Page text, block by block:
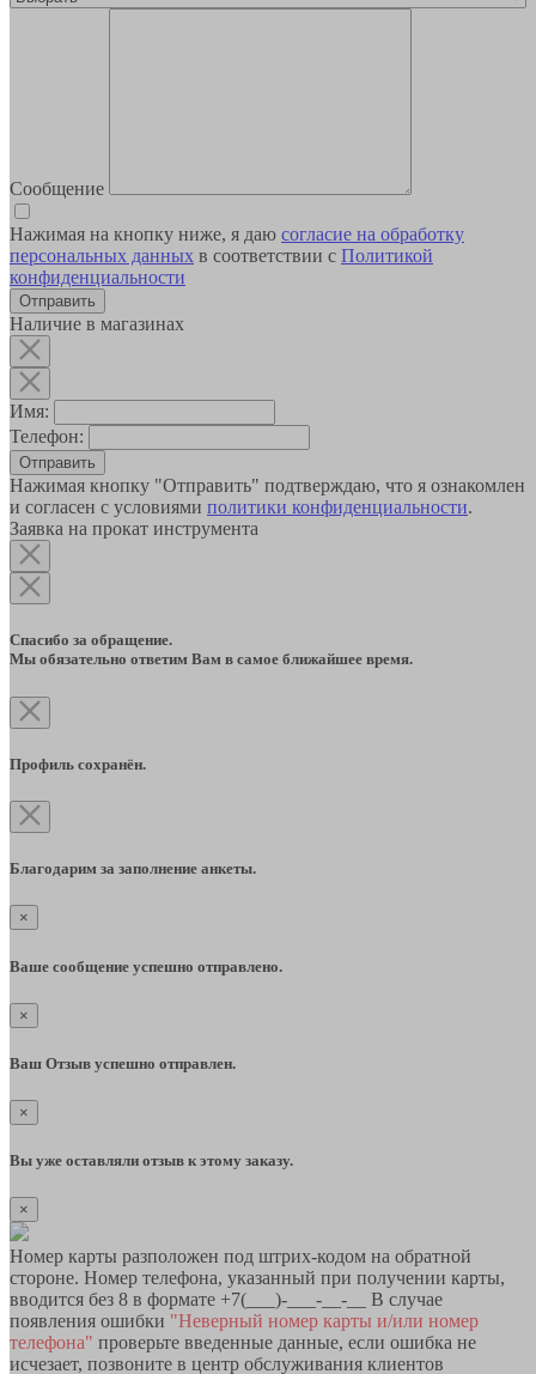
Сообщение
Нажимая на кнопку ниже, я даю согласие на обработку
персональных данных в соответствии с Политикой
конфиденциальности
Наличие в магазинах
Имя:
Телефон:
Отправить
Нажимая кнопку "Отправить" подтверждаю, что я ознакомлен
и согласен с условиями политики конфиденциальности.
Заявка на прокат инструмента
Спасибо за обращение.
Мы обязательно ответим Вам в самое ближайшее время.
Профиль сохранён.
Благодарим за заполнение анкеты.
×
Ваше сообщение успешно отправлено.
×
Ваш Отзыв успешно отправлен.
×
Вы уже оставляли отзыв к этому заказу.
×
Номер карты разположен под штрих-кодом на обратной
стороне. Номер телефона, указанный при получении карты,
вводится без 8 в формате +7(___)-___-__-__ В случае
появления ошибки "Неверный номер карты и/или номер
телефона" проверьте введенные данные, если ошибка не
исчезает, позвоните в центр обслуживания клиентов